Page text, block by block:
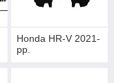
Honda HR-V 2021-
рр.